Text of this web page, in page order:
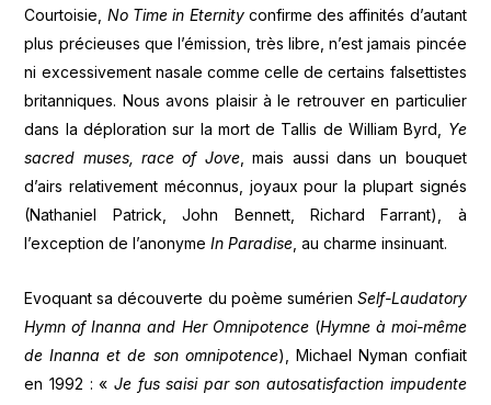
Courtoisie, No Time in Eternity confirme des affinités d’autant
plus précieuses que l’émission, très libre, n’est jamais pincée
ni excessivement nasale comme celle de certains falsettistes
britanniques. Nous avons plaisir à le retrouver en particulier
dans la déploration sur la mort de Tallis de William Byrd, Ye
sacred muses, race of Jove, mais aussi dans un bouquet
d’airs relativement méconnus, joyaux pour la plupart signés
(Nathaniel Patrick, John Bennett, Richard Farrant), à
l’exception de l’anonymeIn Paradise , au charme insinuant.
Evoquant sa découverte du poème sumérien Self-Laudatory
Hymn of Inanna and Her Omnipotence(Hymne à moi-même
de Inanna et de son omnipotence), Michael Nyman confiait
en 1992 : « Je fus saisi par son autosatisfaction impudente